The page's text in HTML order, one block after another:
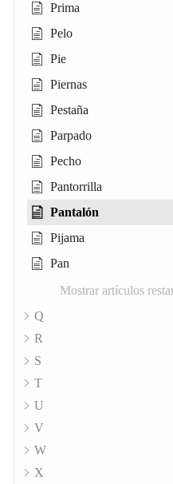
Prima
Pelo
Pie
Piernas
Pestaña
Parpado
Pecho
Pantorrilla
Pantalón
Pijama
Pan
Mostrar artículos
Q
R
S
T
U
V
W
X